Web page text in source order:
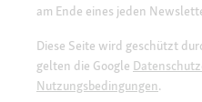
am Ende eines jeden
Diese Seite wird geschützt
gelten die Google
Nutzungsbedingungen.